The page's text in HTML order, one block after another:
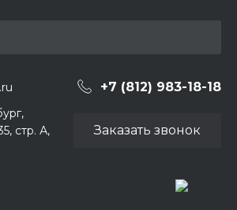
+7 (812) 983-18-18
стр. А,
Заказать звонок